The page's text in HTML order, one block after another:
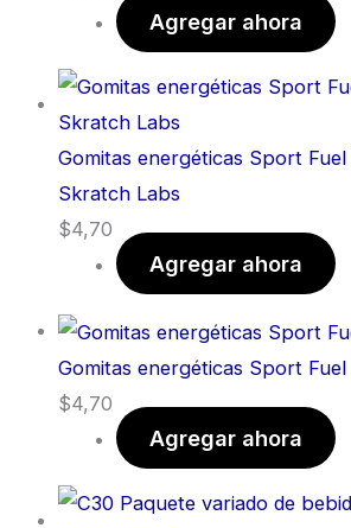
Agregar ahora
Gomitas energéticas Sport Fuel
Skratch Labs
$4,70
Agregar ahora
Gomitas energéticas Sport
$4,70
Agregar ahora